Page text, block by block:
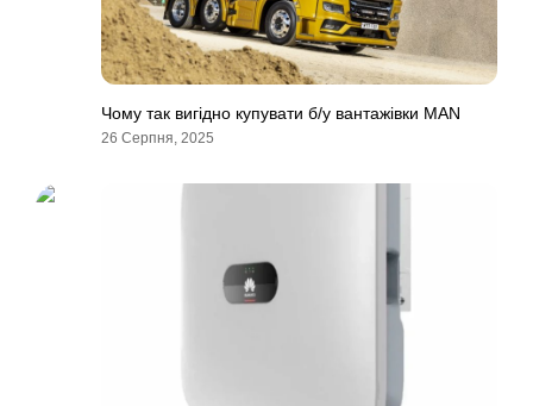
Чому так вигідно купувати б/у вантажівки MAN
26 Серпня, 2025